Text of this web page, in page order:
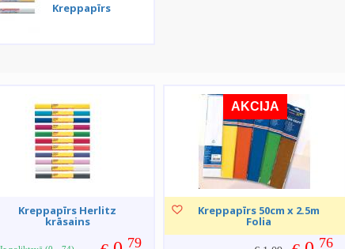
Kreppapīrs
Kreppapīrs Herlitz
krāsains
79
AKCIJA
Kreppapīrs 50cm x 2.5m
Folia
76